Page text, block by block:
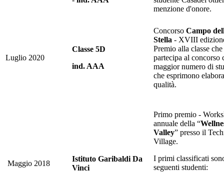
menzione d'onore.
Luglio 2020
Classe 5D
ind. AAA
Concorso Campo
Stella - XVIII
Premio alla classe che
partecipa al concorso
maggior numero di
che esprimono
qualità.
Maggio 2018
Istituto Garibaldi Da
Vinci
Primo premio -
annuale della “
Valley” presso il
Village.
I primi classificati
seguenti studenti: